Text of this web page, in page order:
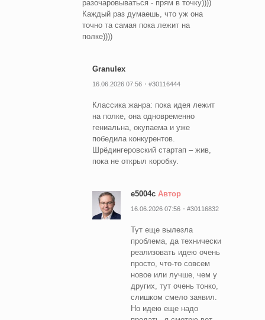
разочаровываться - прям в точку))))
Каждый раз думаешь, что уж она
точно та самая пока лежит на
полке))))
Granulex
16.06.2026 07:56 #30116444
Классика жанра: пока идея лежит
на полке, она одновременно
гениальна, окупаема и уже
победила конкурентов.
Шрёдингеровский стартап – жив,
пока не открыл коробку.
e5004c Автор
16.06.2026 07:56 #30116832
Тут еще вылезла
проблема, да технически
реализовать идею очень
просто, что-то совсем
новое или лучше, чем у
других, тут очень тонко,
слишком смело заявил.
Но идею еще надо